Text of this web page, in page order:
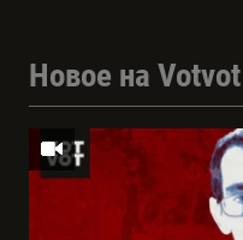
Новое на Votvot